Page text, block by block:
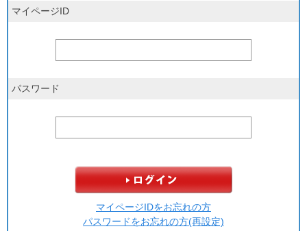
マイページID
パスワード
マイページIDをお忘れの方
パスワードをお忘れの方(再設定)